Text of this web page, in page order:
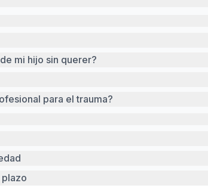
mi hijo sin querer?
para el trauma?